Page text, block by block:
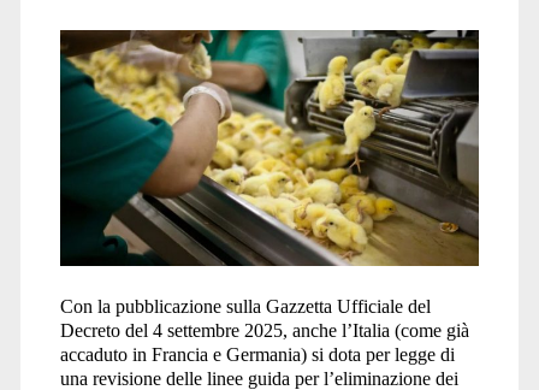
Con la pubblicazione sulla Gazzetta Ufficiale del
Decreto del 4 settembre 2025, anche l’Italia (come già
accaduto in Francia e Germania) si dota per legge di
una revisione delle linee guida per l’eliminazione dei